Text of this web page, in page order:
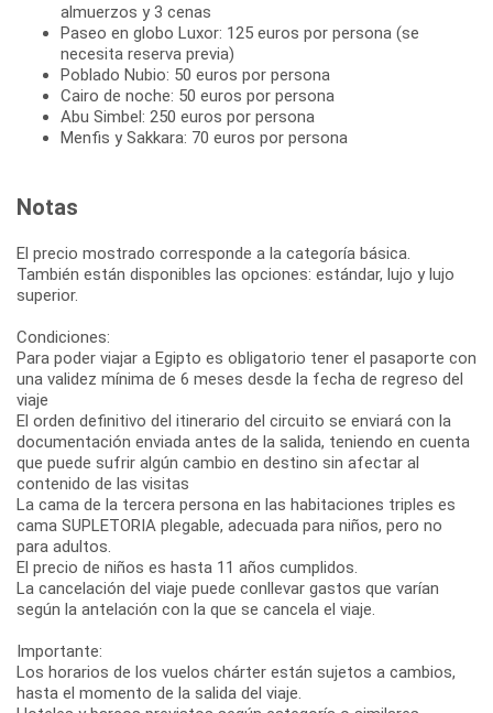
almuerzos y 3 cenas
Paseo en globo Luxor: 125 euros por persona (se
necesita reserva previa)
Poblado Nubio: 50 euros por persona
Cairo de noche: 50 euros por persona
Abu Simbel: 250 euros por persona
Menfis y Sakkara: 70 euros por persona
Notas
El precio mostrado corresponde a la categoría básica.
También están disponibles las opciones: estándar, lujo y lujo
superior.
Condiciones:
Para poder viajar a Egipto es obligatorio tener el pasaporte con
una validez mínima de 6 meses desde la fecha de regreso del
viaje
El orden definitivo del itinerario del circuito se enviará con la
documentación enviada antes de la salida, teniendo en cuenta
que puede sufrir algún cambio en destino sin afectar al
contenido de las visitas
La cama de la tercera persona en las habitaciones triples es
cama SUPLETORIA plegable, adecuada para niños, pero no
para adultos.
El precio de niños es hasta 11 años cumplidos.
La cancelación del viaje puede conllevar gastos que varían
según la antelación con la que se cancela el viaje.
Importante:
Los horarios de los vuelos chárter están sujetos a cambios,
hasta el momento de la salida del viaje.